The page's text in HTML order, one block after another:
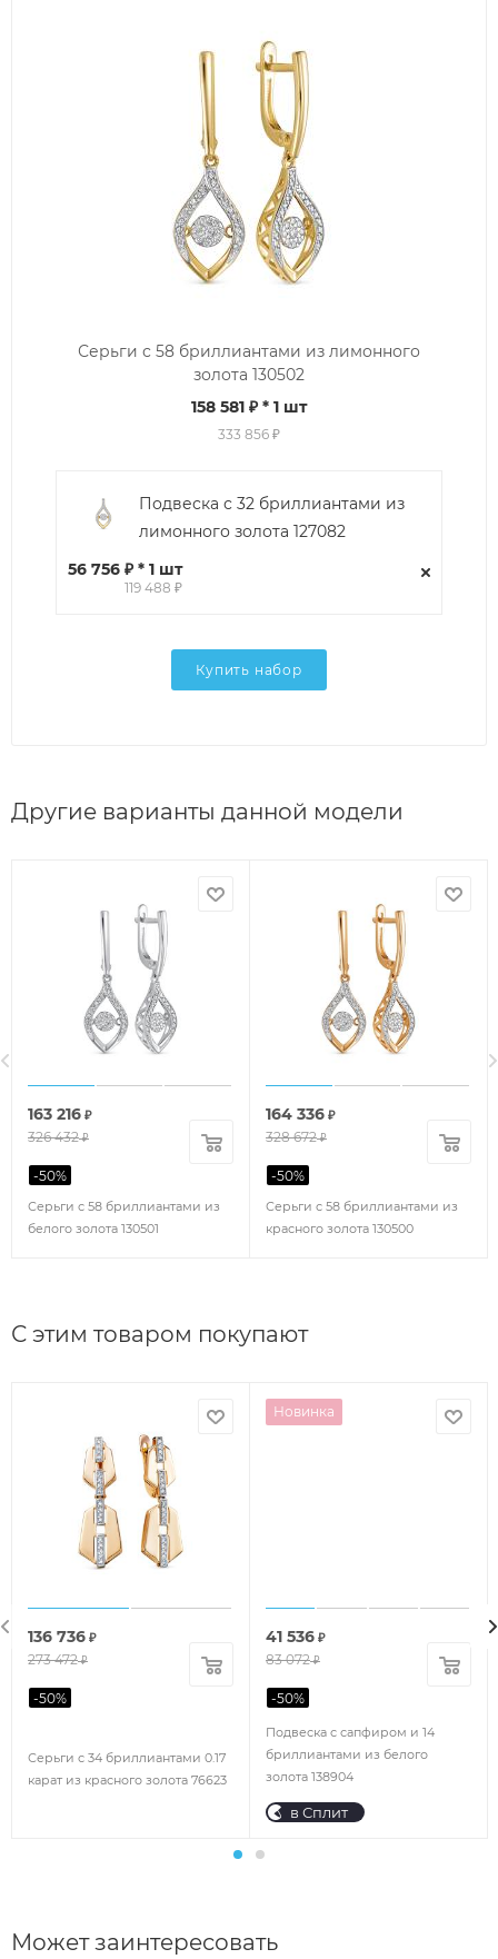
Серьги с 58 бриллиантами из лимонного
золота 130502
158 581 ₽ * 1 шт
333 856 ₽
Подвеска с 32 бриллиантами из
лимонного золота 127082
56 756 ₽ * 1 шт
119 488 ₽
Купить набор
Другие варианты данной модели
Серьги с 58 бриллиантами из
белого золота 130501
163 216 ₽
326 432₽
-50%
Серьги с 58 бриллиантами из
красного золота 130500
164 336 ₽
328 672₽
-50%
С этим товаром покупают
Серьги с 34 бриллиантами 0.17
карат из красного золота 76623
136 736 ₽
273 472₽
-50%
Новинка
Подвеска с сапфиром и 14
бриллиантами из белого
золота 138904
41 536 ₽
83 072₽
-50%
в Сплит
Может заинтересовать